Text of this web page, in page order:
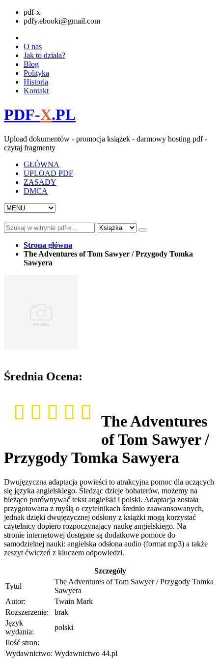
pdf-x
pdfy.ebooki@gmail.com
O nas
Jak to działa?
Blog
Polityka
Historia
Kontakt
PDF-X.PL
Upload dokumentów - promocja książek - darmowy hosting pdf -
czytaj fragmenty
GŁÓWNA
UPLOAD PDF
ZASADY
DMCA
Strona główna
The Adventures of Tom Sawyer / Przygody Tomka
Sawyera
Średnia Ocena:
The Adventures
of Tom Sawyer /
Przygody Tomka Sawyera
Dwujęzyczna adaptacja powieści to atrakcyjna pomoc dla uczących
się języka angielskiego. Śledząc dzieje bohaterów, możemy na
bieżąco porównywać tekst angielski i polski. Adaptacja została
przygotowana z myślą o czytelnikach średnio zaawansowanych,
jednak dzięki dwujęzycznej odsłony z książki mogą korzystać
czytelnicy dopiero rozpoczynający naukę angielskiego. Na
stronie internetowej dostępne są dodatkowe pomoce do
samodzielnej nauki: angielska odsłona audio (format mp3) a także
zeszyt ćwiczeń z kluczem odpowiedzi.
Szczegóły
Tytuł
The Adventures of Tom Sawyer / Przygody Tomka
Sawyera
Autor:
Twain Mark
Rozszerzenie:
brak
Język
wydania:
polski
Ilość stron:
Wydawnictwo: Wydawnictwo 44.pl